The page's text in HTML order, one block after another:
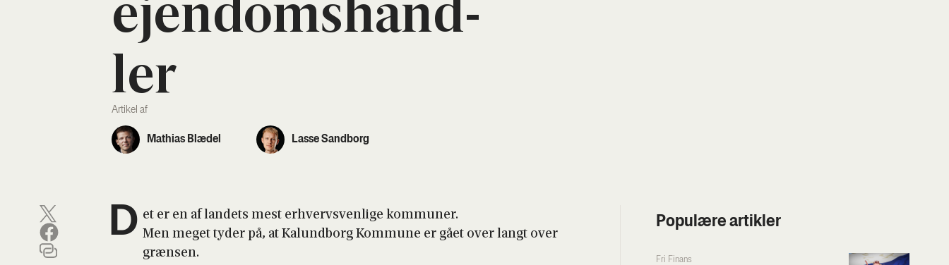
ler
Artikel af
Mathias Blædel Lasse Sandborg
D et er en af lan­dets mest erhvervs­ven­li­ge kom­mu­ner.
Men meget tyder på, at Kalund­borg Kom­mu­ne er gået over langt over
græn­sen.
Populære artikler
Fri Finans